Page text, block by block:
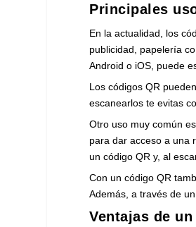
Principales
En la actualidad, los
publicidad, papelería
Android o iOS, puede
Los códigos QR
escanearlos te evitas
Otro uso muy común
para dar acceso a una
un código QR y, al
Con un código QR
Además, a través de
Ventajas de